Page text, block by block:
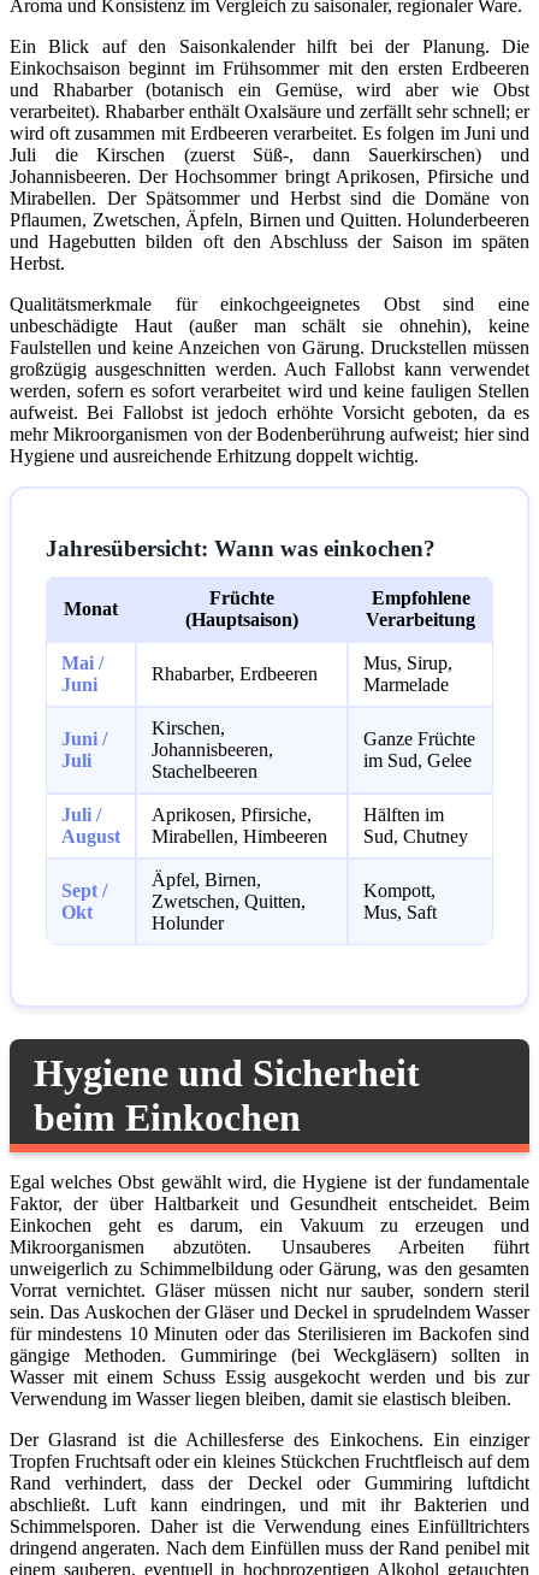
Aroma und Konsistenz im Vergleich zu saisonaler, regionaler Ware.
Ein Blick auf den Saisonkalender hilft bei der Planung. Die
Einkochsaison beginnt im Frühsommer mit den ersten Erdbeeren
und Rhabarber (botanisch ein Gemüse, wird aber wie Obst
verarbeitet). Rhabarber enthält Oxalsäure und zerfällt sehr schnell; er
wird oft zusammen mit Erdbeeren verarbeitet. Es folgen im Juni und
Juli die Kirschen (zuerst Süß-, dann Sauerkirschen) und
Johannisbeeren. Der Hochsommer bringt Aprikosen, Pfirsiche und
Mirabellen. Der Spätsommer und Herbst sind die Domäne von
Pflaumen, Zwetschen, Äpfeln, Birnen und Quitten. Holunderbeeren
und Hagebutten bilden oft den Abschluss der Saison im späten
Herbst.
Qualitätsmerkmale für einkochgeeignetes Obst sind eine
unbeschädigte Haut (außer man schält sie ohnehin), keine
Faulstellen und keine Anzeichen von Gärung. Druckstellen müssen
großzügig ausgeschnitten werden. Auch Fallobst kann verwendet
werden, sofern es sofort verarbeitet wird und keine fauligen Stellen
aufweist. Bei Fallobst ist jedoch erhöhte Vorsicht geboten, da es
mehr Mikroorganismen von der Bodenberührung aufweist; hier sind
Hygiene und ausreichende Erhitzung doppelt wichtig.
Jahresübersicht: Wann was einkochen?
Monat
Früchte
(Hauptsaison)
Empfohlene
Verarbeitung
Mai /
Juni
Rhabarber, Erdbeeren
Mus, Sirup,
Marmelade
Juni /
Juli
Kirschen,
Johannisbeeren,
Stachelbeeren
Ganze Früchte
im Sud, Gelee
Juli /
August
Aprikosen, Pfirsiche,
Mirabellen, Himbeeren
Hälften im
Sud, Chutney
Sept /
Okt
Äpfel, Birnen,
Zwetschen, Quitten,
Holunder
Kompott,
Mus, Saft
Hygiene und Sicherheit
beim Einkochen
Egal welches Obst gewählt wird, die Hygiene ist der fundamentale
Faktor, der über Haltbarkeit und Gesundheit entscheidet. Beim
Einkochen geht es darum, ein Vakuum zu erzeugen und
Mikroorganismen abzutöten. Unsauberes Arbeiten führt
unweigerlich zu Schimmelbildung oder Gärung, was den gesamten
Vorrat vernichtet. Gläser müssen nicht nur sauber, sondern steril
sein. Das Auskochen der Gläser und Deckel in sprudelndem Wasser
für mindestens 10 Minuten oder das Sterilisieren im Backofen sind
gängige Methoden. Gummiringe (bei Weckgläsern) sollten in
Wasser mit einem Schuss Essig ausgekocht werden und bis zur
Verwendung im Wasser liegen bleiben, damit sie elastisch bleiben.
Der Glasrand ist die Achillesferse des Einkochens. Ein einziger
Tropfen Fruchtsaft oder ein kleines Stückchen Fruchtfleisch auf dem
Rand verhindert, dass der Deckel oder Gummiring luftdicht
abschließt. Luft kann eindringen, und mit ihr Bakterien und
Schimmelsporen. Daher ist die Verwendung eines Einfülltrichters
dringend angeraten. Nach dem Einfüllen muss der Rand penibel mit
einem sauberen, eventuell in hochprozentigen Alkohol getauchten